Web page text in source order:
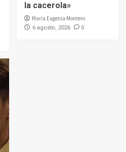
la cacerola»
Maria Eugenia Montero
6 agosto, 2026 0